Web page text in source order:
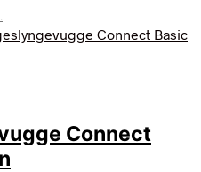
aktuelle
Connect